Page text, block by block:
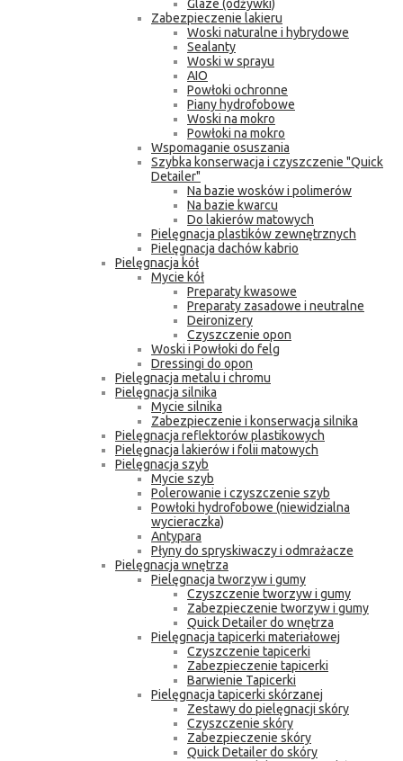
Glaze (odżywki)
Zabezpieczenie lakieru
Woski naturalne i hybrydowe
Sealanty
Woski w sprayu
AIO
Powłoki ochronne
Piany hydrofobowe
Woski na mokro
Powłoki na mokro
Wspomaganie osuszania
Szybka konserwacja i czyszczenie "Quick
Detailer"
Na bazie wosków i polimerów
Na bazie kwarcu
Do lakierów matowych
Pielęgnacja plastików zewnętrznych
Pielęgnacja dachów kabrio
Pielęgnacja kół
Mycie kół
Preparaty kwasowe
Preparaty zasadowe i neutralne
Deironizery
Czyszczenie opon
Woski i Powłoki do felg
Dressingi do opon
Pielęgnacja metalu i chromu
Pielęgnacja silnika
Mycie silnika
Zabezpieczenie i konserwacja silnika
Pielęgnacja reflektorów plastikowych
Pielęgnacja lakierów i folii matowych
Pielęgnacja szyb
Mycie szyb
Polerowanie i czyszczenie szyb
Powłoki hydrofobowe (niewidzialna
wycieraczka)
Antypara
Płyny do spryskiwaczy i odmrażacze
Pielęgnacja wnętrza
Pielęgnacja tworzyw i gumy
Czyszczenie tworzyw i gumy
Zabezpieczenie tworzyw i gumy
Quick Detailer do wnętrza
Pielęgnacja tapicerki materiałowej
Czyszczenie tapicerki
Zabezpieczenie tapicerki
Barwienie Tapicerki
Pielęgnacja tapicerki skórzanej
Zestawy do pielęgnacji skóry
Czyszczenie skóry
Zabezpieczenie skóry
Quick Detailer do skóry